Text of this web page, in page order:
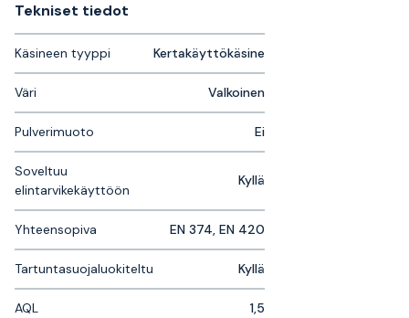
Tekniset tiedot
Käsineen tyyppi Kertakäyttökäsine
Väri Valkoinen
Pulverimuoto Ei
Soveltuu
elintarvikekäyttöön
Kyllä
Yhteensopiva EN 374, EN 420
Tartuntasuojaluokiteltu Kyllä
AQL 1,5